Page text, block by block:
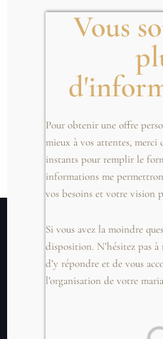
Vous
Pour obtenir une offre
mieux à vos attentes, merci
instants pour remplir le
informations me
vos besoins et votre vision
Si vous avez la moindre
disposition. N’hésitez pas
d’y répondre et de vous
l’organisation de votre